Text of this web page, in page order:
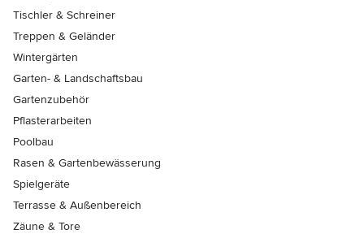
Tischler & Schreiner
Treppen & Geländer
Wintergärten
Garten- & Landschaftsbau
Gartenzubehör
Pflasterarbeiten
Poolbau
Rasen & Gartenbewässerung
Spielgeräte
Terrasse & Außenbereich
Zäune & Tore